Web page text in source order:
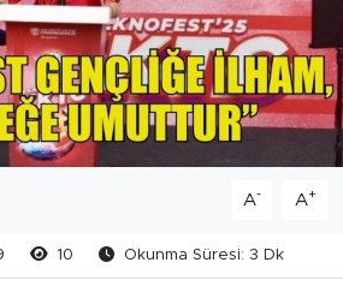
A- A+
10 Okunma Süresi: 3 Dk